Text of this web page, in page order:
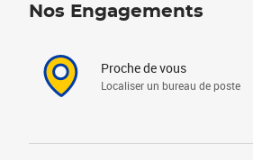
Nos Engagements
Proche de vous
Localiser un bureau de poste